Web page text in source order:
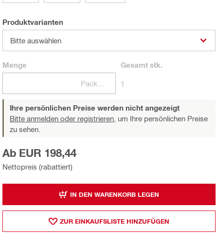
Produktvarianten
Bitte auswählen
Menge Gesamtstk.
1
Ihre persönlichen Preise werden nicht angezeigt
Bitte anmelden oder registrieren, um Ihre persönlichen Preise
zu sehen.
Nettopreis (rabattiert)
Ab EUR 198,44
IN DEN WARENKORB LEGEN
ZUR EINKAUFSLISTE HINZUFÜGEN